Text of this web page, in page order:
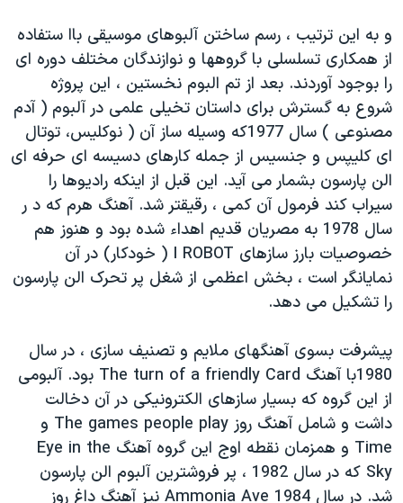
اسرائیل در جنگ
گالری عکس
آرشیو پخش زنده
ورزش زنان در ایران
اعتراضات زن، زندگی، آزادی
مجموعه مستندهای دادخواهی
تریبونال مردمی آبان ۹۸
دادگاه حمید نوری
چهل سال گروگان‌گیری
قانون شفافیت دارائی کادر رهبری ایران
اعتراضات مردمی آبان ۹۸
اسرائیل در جنگ
همایش محافظه‌کاران آمریکا «سی‌پک»
صفحه‌های ویژه
سفر پرزیدنت ترامپ به چین
زبانهای مختلف
و به اين ترتيب ، رسم ساختن آلبوهای موسيقی باا ستفاده
از همکاری تسلسلی با گروهها و نوازندگان مختلف دوره ای
را بوجود آوردند. بعد از تم البوم نخستين ، اين پروژه
شروع به گسترش برای داستان تخيلی علمی در آلبوم ( آدم
مصنوعی ) سال 1977که وسيله ساز آن ( نوکليس، توتال
ای کليپس و جنسيس از جمله کارهای دسيسه ای حرفه ای
الن پارسون بشمار می آيد. اين قبل از اينکه راديوها را
سيراب کند فرمول آن کمی ، رقيقتر شد. آهنگ هرم که د ر
سال 1978 به مصريان قديم اهداء شده بود و هنوز هم
خصوصيات بارز سازهای I ROBOT ( خودکار) در آن
نمايانگر است ، بخش اعظمی از شغل پر تحرک الن پارسون
را تشکيل می دهد.
پيشرفت بسوی آهنگهای ملايم و تصنيف سازی ، در سال
1980با آهنگ The turn of a friendly Card بود. آلبومی
از اين گروه که بسيار سازهای الکترونيکی در آن دخالت
داشت و شامل آهنگ روز The games people play و
Time و همزمان نقطه اوج اين گروه آهنگ Eye in the
Sky که در سال 1982 ، پر فروشترين آلبوم الن پارسون
شد. در سال 1984 Ammonia Ave نيز آهنگ داغ روز